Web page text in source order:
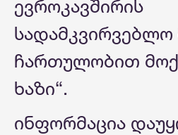
ევროკავშირის
სადამკვირვებლო
ჩართულობით
ხაზი“.
ინფორმაცია